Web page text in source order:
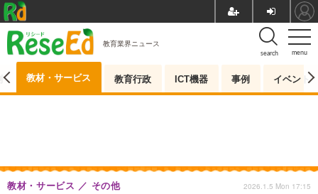
menu
search
教育業界ニュース
教材・サービス 教育行政 ICT機器 事例 イベント
教材・サービス その他 2026.1.5 Mon 17:15